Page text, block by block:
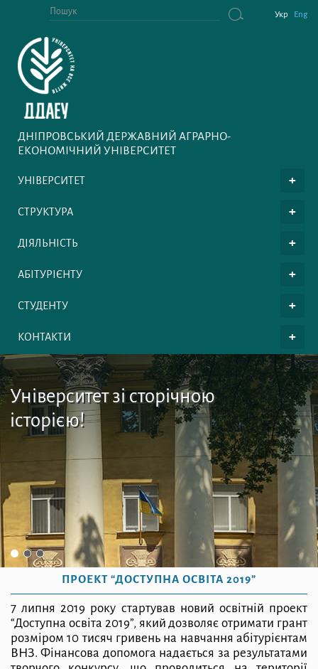
Укр Eng
ДНІПРОВСЬКИЙ ДЕРЖАВНИЙ АГРАРНО-
ЕКОНОМІЧНИЙ УНІВЕРСИТЕТ
УНІВЕРСИТЕТ
СТРУКТУРА
ДІЯЛЬНІСТЬ
АБІТУРІЄНТУ
СТУДЕНТУ
КОНТАКТИ
Університет зі сторічною
історією!
ПРОЕКТ “ДОСТУПНА ОСВІТА 2019”
7 липня 2019 року стартував новий освітній проект
“Доступна освіта 2019”, який дозволяє отримати грант
розміром 10 тисяч гривень на навчання абітурієнтам
ВНЗ. Фінансова допомога надається за результатами